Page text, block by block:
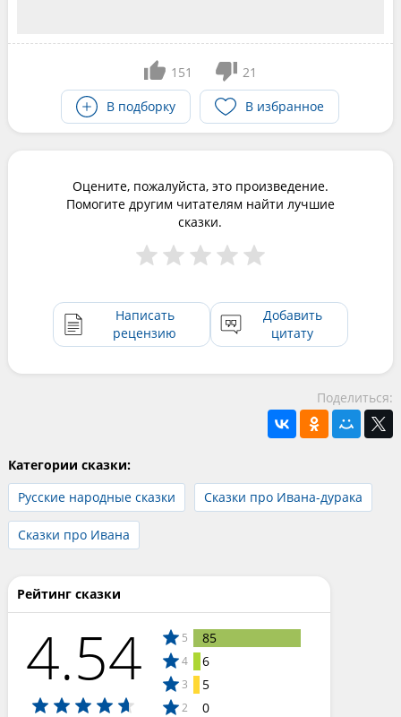
151
21
В подборку
В избранное
Оцените, пожалуйста, это произведение.
Помогите другим читателям найти лучшие
сказки.
Написать
рецензию
Добавить
цитату
Поделиться:
Категории сказки:
Русские народные сказки
Сказки про Ивана-дурака
Сказки про Ивана
Рейтинг сказки
4.54 5 85
4 6
3 5
2 0